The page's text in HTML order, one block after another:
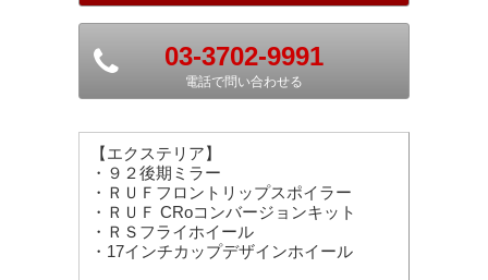
03-3702-9991
電話で問い合わせる
【エクステリア】
・９２後期ミラー
・ＲＵＦフロントリップスポイラー
・ＲＵＦ CRoコンバージョンキット
・ＲＳフライホイール
・17インチカップデザインホイール